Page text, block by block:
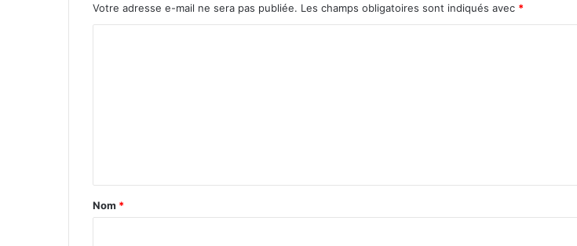
Votre adresse e-mail ne sera pas publiée. Les champs obligatoires sont indiqués avec *
a
Nom *